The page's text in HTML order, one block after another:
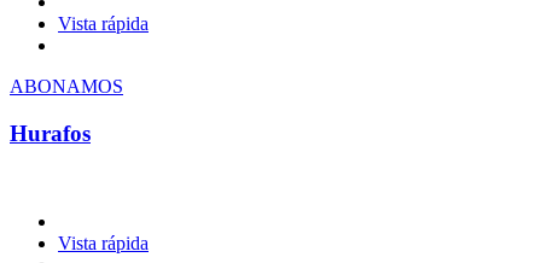
Vista rápida
ABONAMOS
Hurafos
Vista rápida